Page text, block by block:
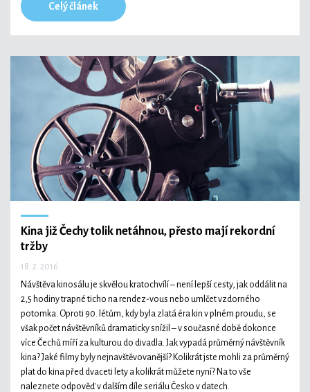
Celý článek
Kina již Čechy tolik netáhnou, přesto mají rekordní
tržby
18. 2. 2016
Návštěva kinosálu je skvělou kratochvílí – není lepší cesty, jak oddálit na
2,5 hodiny trapné ticho na rendez-vous nebo umlčet vzdorného
potomka. Oproti 90. létům, kdy byla zlatá éra kin v plném proudu, se
však počet návštěvníků dramaticky snížil – v současné době dokonce
více Čechů míří za kulturou do divadla. Jak vypadá průměrný návštěvník
kina? Jaké filmy byly nejnavštěvovanější? Kolikrát jste mohli za průměrný
plat do kina před dvaceti lety a kolikrát můžete nyní? Na to vše
naleznete odpověď v dalším díle seriálu Česko v datech.